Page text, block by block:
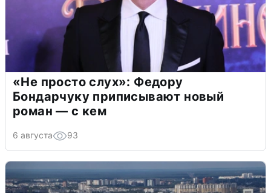
«Не просто слух»: Федору
Бондарчуку приписывают новый
роман — с кем
6 августа 93